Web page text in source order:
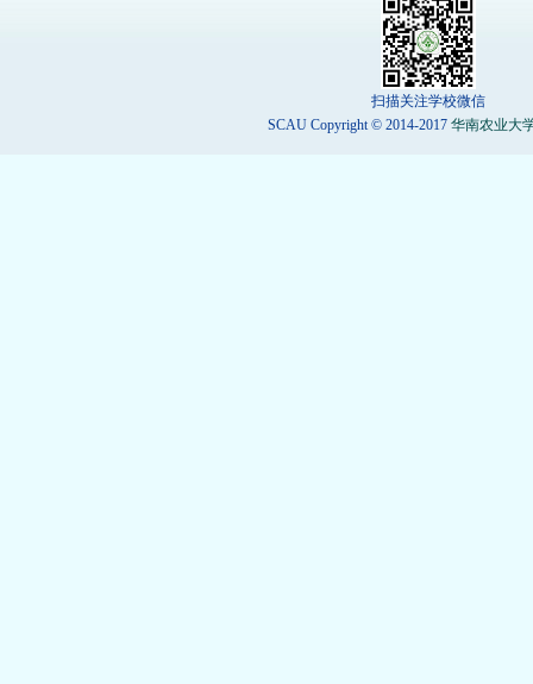
扫描关注学校微信
SCAU Copyright © 2014-2017 华南农业大